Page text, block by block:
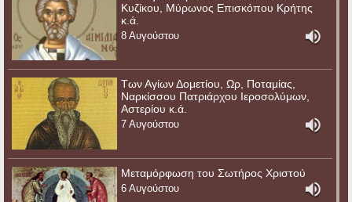
Κυζίκου, Μύρωνος Επισκόπου Κρήτης
κ.ά.
8 Αυγούστου
Των Αγίων Δομετίου, Ωρ, Ποταμίας,
Ναρκίσσου Πατριάρχου Ιεροσολύμων,
Αστερίου κ.ά.
7 Αυγούστου
Μεταμόρφωση του Σωτήρος Χριστού
6 Αυγούστου